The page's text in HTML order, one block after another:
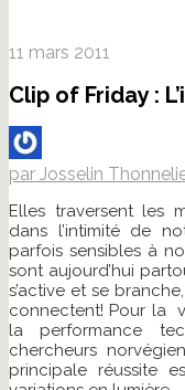
11 mars 2011
Clip of Friday :
par Josselin
Elles traversent les
dans l’intimité de
parfois sensibles à
sont aujourd’hui
s’active et se
connectent! Pour la
la performance
chercheurs
principale réussite